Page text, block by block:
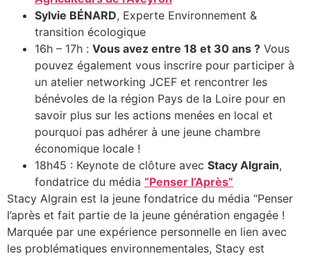
Sylvie BÉNARD, Experte Environnement &
transition écologique
16h – 17h : Vous avez entre 18 et 30 ans ? Vous
pouvez également vous inscrire pour participer à
un atelier networking JCEF et rencontrer les
bénévoles de la région Pays de la Loire pour en
savoir plus sur les actions menées en local et
pourquoi pas adhérer à une jeune chambre
économique locale !
18h45 : Keynote de clôture avec Stacy Algrain,
fondatrice du média “Penser l’Après”
Stacy Algrain est la jeune fondatrice du média “Penser
l’après et fait partie de la jeune génération engagée !
Marquée par une expérience personnelle en lien avec
les problématiques environnementales, Stacy est